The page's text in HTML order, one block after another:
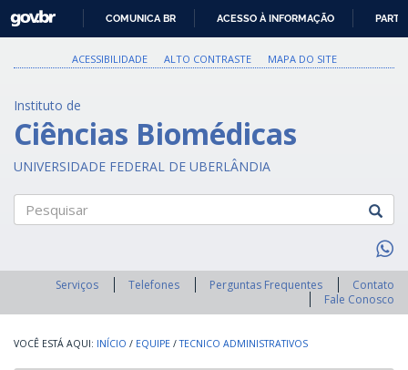
PARA
O
GOVBR
COMUNICA BR ACESSO À INFORMAÇÃO
ACESSIBILIDADE ALTO CONTRASTE MAPA DO SITE
Instituto de
Ciências Biomédicas
UNIVERSIDADE FEDERAL DE UBERLÂNDIA
Serviços Telefones Perguntas Frequentes
Contato
Fale Conosco
INÍCIO / EQUIPE / TECNICO ADMINISTRATIVOS